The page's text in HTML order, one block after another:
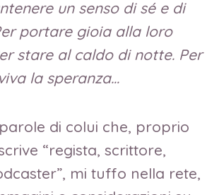
un senso di sé e di
portare gioia alla loro
stare al caldo di notte. Per
la speranza…
di colui che, proprio
“regista, scrittore,
mi tuffo nella rete,